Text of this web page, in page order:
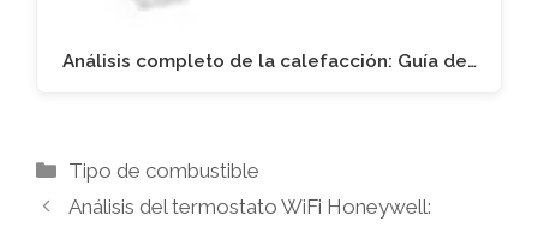
Análisis completo de la calefacción: Guía de…
Categorías
Tipo de combustible
Análisis del termostato WiFi Honeywell: